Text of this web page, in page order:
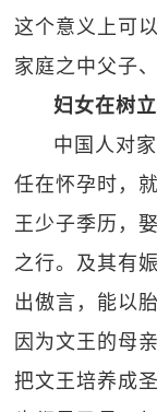
这个意义上可
家庭之中父子
妇女在树
中国人对
任在怀孕时，
王少子季历，
之行。及其有
出傲言，能以
因为文王的母
把文王培养成